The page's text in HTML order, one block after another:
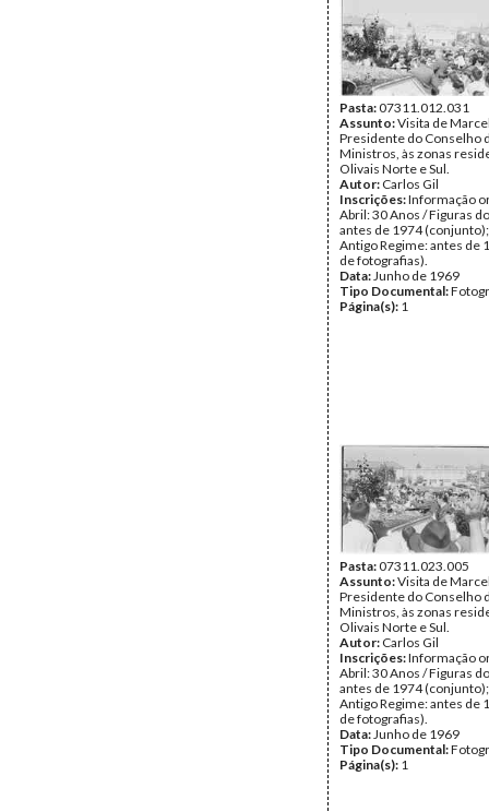
Pasta:07311.012.031
Assunto:Visita de
Presidente do Conselho
Ministros, às zonas
Olivais Norte e Sul.
Autor: Carlos Gil
Inscrições:Informação
Abril: 30 Anos / Figuras
antes de 1974
Antigo Regime: antes de
de fotografias).
Data:Junho de 1969
Tipo Documental:
Página(s): 1
Pasta:07311.023.005
Assunto:Visita de
Presidente do Conselho
Ministros, às zonas
Olivais Norte e Sul.
Autor: Carlos Gil
Inscrições:Informação
Abril: 30 Anos / Figuras
antes de 1974
Antigo Regime: antes de
de fotografias).
Data:Junho de 1969
Tipo Documental:
Página(s): 1